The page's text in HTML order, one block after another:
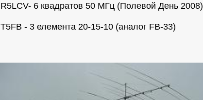
6 квадратов 50 МГц (Полевой День 2008)
- 3 елемента 20-15-10 (аналог FB-33)